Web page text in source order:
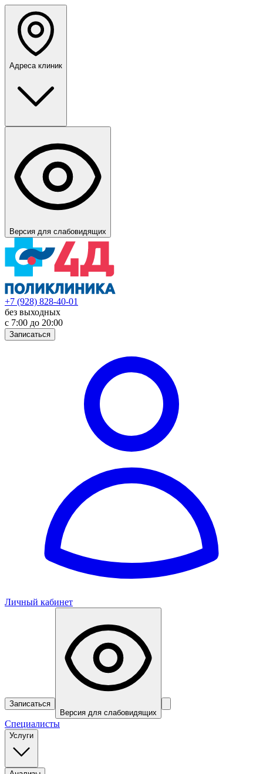
Адреса клиник
Версия для слабовидящих
+7 (928) 828-40-01
без выходных
с 7:00 до 20:00
Записаться
Личный кабинет
Записаться
Версия для слабовидящих
Специалисты
Услуги